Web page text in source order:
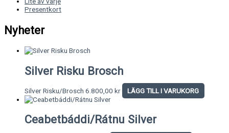
Presentkort
Nyheter
Silver Risku Brosch
Silver Risku/Brosch 6.800,00 kr LÄGG TILL I VARUKORG
Ceabetbáddi/Rátnu Silver